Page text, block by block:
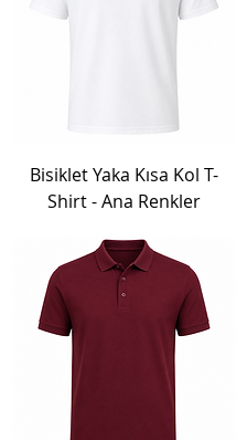
Bisiklet Yaka Kısa Kol T-
Shirt - Ana Renkler